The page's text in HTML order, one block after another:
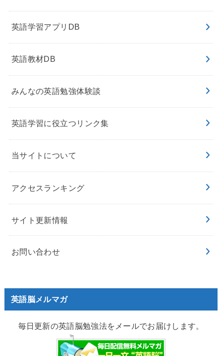
英語学習アプリDB
英語教材DB
みんなの英語勉強体験談
英語学習に役立つリンク集
当サイトについて
アクセスランキング
サイト更新情報
お問い合わせ
英語脳メルマガ
毎日更新の英語脳勉強法をメールでお届けします。